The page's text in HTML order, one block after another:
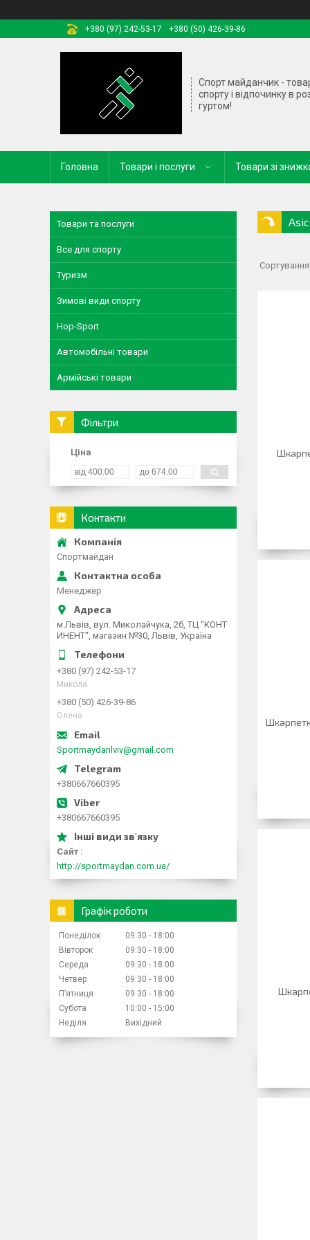
+380 (97) 242-53-17 +380 (50) 426-39-86
Спорт майданчик -
спорту і відпочинку в
гуртом!
Головна Товари і послуги Товари зі
Товари та послуги
Все для спорту
Туризм
Зимові види спорту
Hop-Sport
Автомобільні товари
Армійські товари
Фільтри
Ціна
Контакти
Спортмайдан
Менеджер
м.Львів, вул. Миколайчука, 2б, ТЦ "КОНТ
ИНЕНТ", магазин №30, Львів, Україна
+380 (97) 242-53-17
Микола
+380 (50) 426-39-86
Олена
Sportmaydanlviv@gmail.com
+380667660395
+380667660395
Сайт
http://sportmaydan.com.ua/
Графік роботи
Понеділок 09:30
18:00
Вівторок
09:30
18:00
Середа
09:30
18:00
Четвер
09:30
18:00
Пʼятниця
09:30
18:00
Субота
10:00
15:00
Неділя
Вихідний